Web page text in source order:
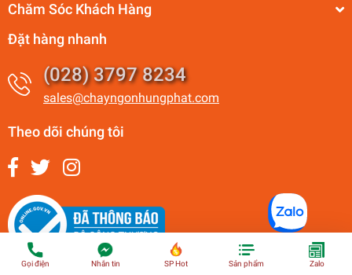
Chăm Sóc Khách Hàng
Đặt hàng nhanh
(028) 3797 8234
sales@chayngonhungphat.com
Theo dõi chúng tôi
Gọi điện Nhắn tin SP Hot Sản phẩm Zalo